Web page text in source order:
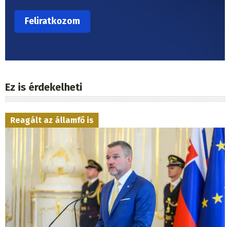
Ez is érdekelheti
Reagált az államfő is